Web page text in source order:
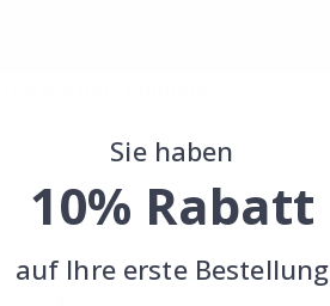
Kunden!
auch
Sie haben
10% Rabatt
auf Ihre erste Bestellung